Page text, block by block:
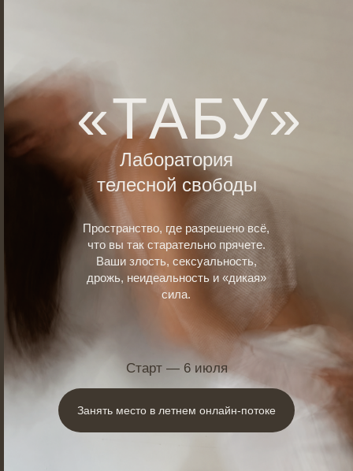
Лаборатория
телесной свободы
«ТАБУ»
Занять место в летнем онлайн-потоке
Пространство, где разрешено всё,
что вы так старательно прячете.
Ваши злость, сексуальность,
дрожь, неидеальность и «дикая»
сила.
Старт — 6 июля
горло, неглубокое дыхание. Мы
доступ к удовольствию и силе.